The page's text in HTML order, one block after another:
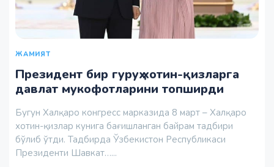
ЖАМИЯТ
Президент бир гуруҳ хотин-қизларга
давлат мукофотларини топширди
Бугун Халқаро конгресс марказида 8 март – Халқаро
хотин-қизлар кунига бағишланган байрам тадбири
бўлиб ўтди. Тадбирда Ўзбекистон Республикаси
Президенти Шавкат…...